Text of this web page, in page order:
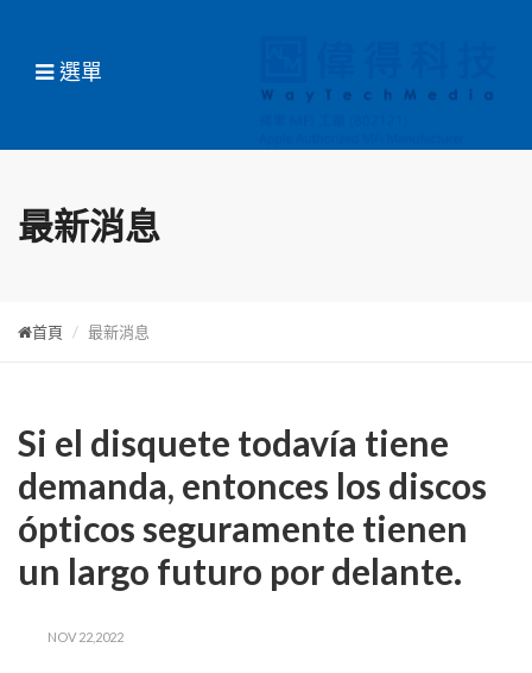
選單
最新消息
首頁 最新消息
Si el disquete todavía tiene
demanda, entonces los discos
ópticos seguramente tienen
un largo futuro por delante.
NOV 22,2022